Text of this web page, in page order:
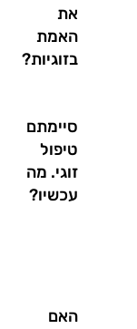
את
האמת
בזוגיות?
סיימתם
טיפול
זוגי. מה
עכשיו?
האם